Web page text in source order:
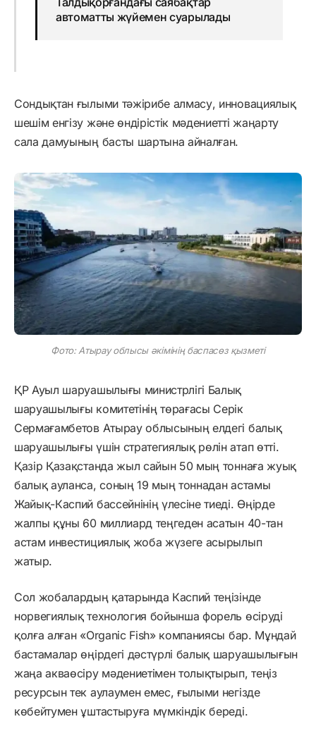
автоматты жүйемен суарылады
Сондықтан ғылыми тәжірибе алмасу, инновациялық
шешім енгізу және өндірістік мәдениетті жаңарту
сала дамуының басты шартына айналған.
Фото: Атырау облысы әкімінің баспасөз қызметі
ҚР Ауыл шаруашылығы министрлігі Балық
шаруашылығы комитетінің төрағасы Серік
Сермағамбетов Атырау облысының елдегі балық
шаруашылығы үшін стратегиялық рөлін атап өтті.
Қазір Қазақстанда жыл сайын 50 мың тоннаға жуық
балық ауланса, соның 19 мың тоннадан астамы
Жайық-Каспий бассейнінің үлесіне тиеді. Өңірде
жалпы құны 60 миллиард теңгеден асатын 40-тан
астам инвестициялық жоба жүзеге асырылып
жатыр.
Сол жобалардың қатарында Каспий теңізінде
норвегиялық технология бойынша форель өсіруді
қолға алған «Organic Fish» компаниясы бар. Мұндай
бастамалар өңірдегі дәстүрлі балық шаруашылығын
жаңа акваөсіру мәдениетімен толықтырып, теңіз
ресурсын тек аулаумен емес, ғылыми негізде
көбейтумен ұштастыруға мүмкіндік береді.